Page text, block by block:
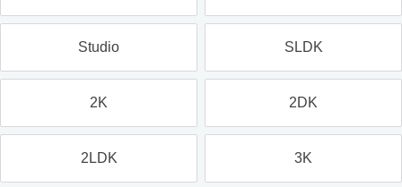
Studio SLDK
2K 2DK
2LDK 3K